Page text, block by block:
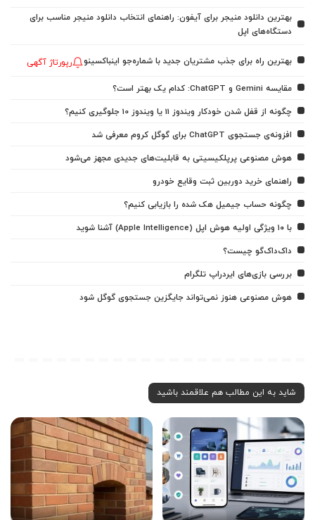
بهترین دانلود منیجر برای آیفون: راهنمای انتخاب دانلود منیجر مناسب برای
دستگاه‌های اپل
بهترین راه برای جذب مشتریان جدید با شماره‌جو اینباکسینو رپورتاژ آگهی
مقایسه Gemini و ChatGPT: کدام یک بهتر است؟
چگونه از قفل شدن خودکار ویندوز 11 یا ویندوز 10 جلوگیری کنیم؟
افزونه‌ی جستجوی ChatGPT برای گوگل کروم معرفی شد
هوش مصنوعی پرپلکیسیتی به قابلیت‌های جدیدی مجهز می‌شود
راهنمای خرید دوربین ثبت وقایع خودرو
چگونه حساب جیمیل هک شده را بازیابی کنیم؟
با ۱۰ ویژگی اولیه هوش اپل (Apple Intelligence) آشنا شوید
داک‌داک‌گو چیست؟
بررسی بازی‌های ایردراپ تلگرام
هوش مصنوعی هنوز نمی‌تواند جایگزین جستجوی گوگل شود
شاید به این مطالب هم علاقمند باشید